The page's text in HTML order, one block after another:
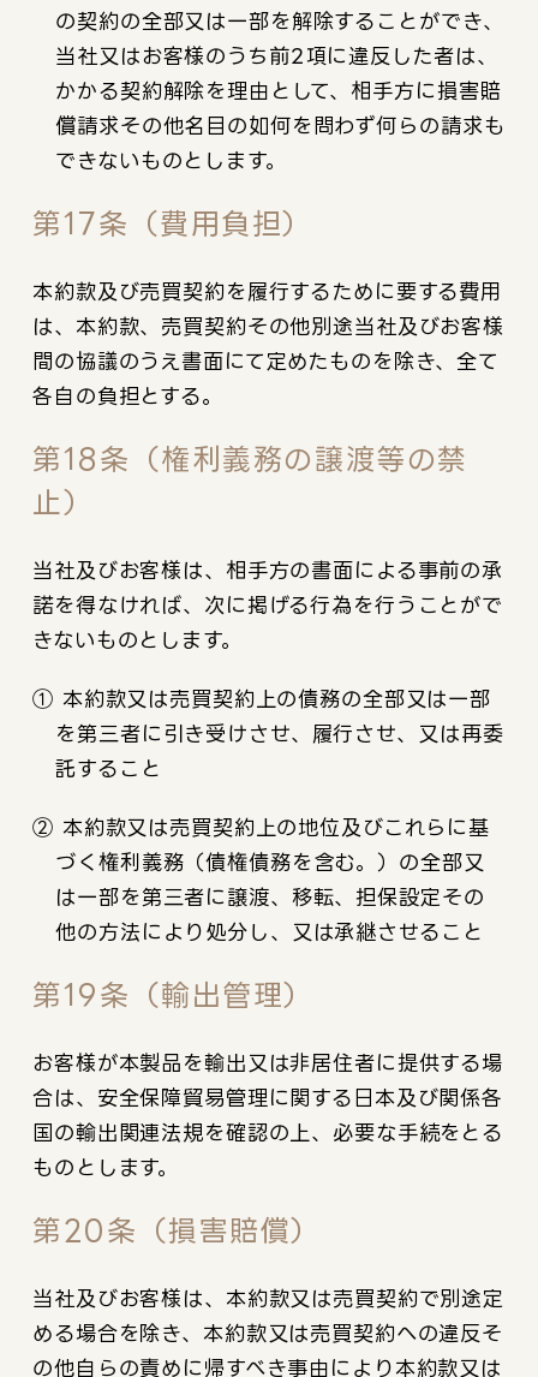
の契約の全部又は一部を解除することができ、
当社又はお客様のうち前2項に違反した者は、
かかる契約解除を理由として、相手方に損害賠
償請求その他名目の如何を問わず何らの請求も
できないものとします。
第17条（費用負担）
本約款及び売買契約を履行するために要する費用
は、本約款、売買契約その他別途当社及びお客様
間の協議のうえ書面にて定めたものを除き、全て
各自の負担とする。
第18条（権利義務の譲渡等の禁
止）
当社及びお客様は、相手方の書面による事前の承
諾を得なければ、次に掲げる行為を行うことがで
きないものとします。
① 本約款又は売買契約上の債務の全部又は一部
を第三者に引き受けさせ、履行させ、又は再委
託すること
② 本約款又は売買契約上の地位及びこれらに基
づく権利義務（債権債務を含む。）の全部又
は一部を第三者に譲渡、移転、担保設定その
他の方法により処分し、又は承継させること
第19条（輸出管理）
お客様が本製品を輸出又は非居住者に提供する場
合は、安全保障貿易管理に関する日本及び関係各
国の輸出関連法規を確認の上、必要な手続をとる
ものとします。
第20条（損害賠償）
当社及びお客様は、本約款又は売買契約で別途定
める場合を除き、本約款又は売買契約への違反そ
の他自らの責めに帰すべき事由により本約款又は